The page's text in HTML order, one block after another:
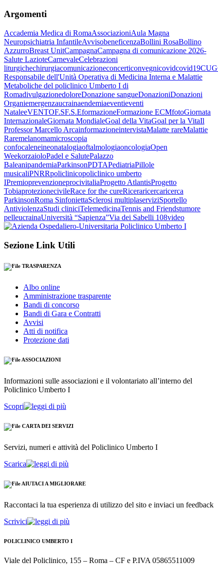
Argomenti
Accademia Medica di RomaAssociazioniAula Magna
Neuropsichiatria InfantileAvvisobeneficenzaBollini RosaBollino
AzzurroBreast UnitCampagnaCampagna di comunicazione 2026-
Salute LazioteCarnevaleCelebrazioni
liturgichechirurgiacomunicazioneconcerticonvegnicovidcovid19CUG
Responsabile dell'Unità Operativa di Medicina Interna e Malattie
Metaboliche del policlinico Umberto I di
RomadivulgazionedoloreDonazione sangueDonazioniDonazioni
Organiemergenzaucrainaendemiaeventieventi
NataleeVENTOF.SF.S.EformazioneFormazione ECMfotoGiornata
InternazionaleGiornata MondialeGoal della VitaGoal per la VitaIl
Professor Marcello ArcainformazioneintervistaMalatte rareMalattie
Raremelanomamicroscopia
confocaleneineonatalogiaoftalmologiaoncologiaOpen
WeekorzaioloPadel e SalutePalazzo
BaleanipandemiaParkinsonPDTAPediatriaPillole
musicaliPNRRpoliclinicopoliclinico umberto
IPremioprevenzioneprocivitaliaProgetto AtlantisProgetto
TobiaprotezionecivileRace for the cureRiceraricercaricerca
ParkinsonRoma SinfoniettaSclerosi multiplaserviziSportello
AntiviolenzaStudi cliniciTelemedicinaTennis and Friendstumore
pelleucrainaUniversità “Sapienza”Via dei Sabelli 108video
Sezione Link Utili
TRASPARENZA
Albo online
Amministrazione trasparente
Bandi di concorso
Bandi di Gara e Contratti
Avvisi
Atti di notifica
Protezione dati
ASSOCIAZIONI
Informazioni sulle associazioni e il volontariato all’interno del
Policlinico Umberto I
Scopri
CARTA DEI SERVIZI
Servizi, numeri e attività del Policlinico Umberto I
Scarica
AIUTACI A MIGLIORARE
Raccontaci la tua esperienza di utilizzo del sito e inviaci un feedback
Scrivici
POLICLINICO UMBERTO I
Viale del Policlinico, 155 – Roma – CF e P.IVA 05865511009